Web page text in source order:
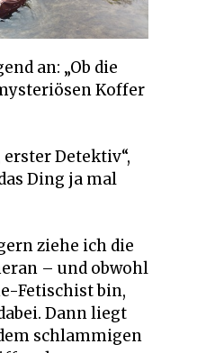
an: „Ob die
Koffer
Detektiv“,
Ding ja mal
ziehe ich die
– und obwohl
Fetischist bin,
Dann liegt
schlammigen